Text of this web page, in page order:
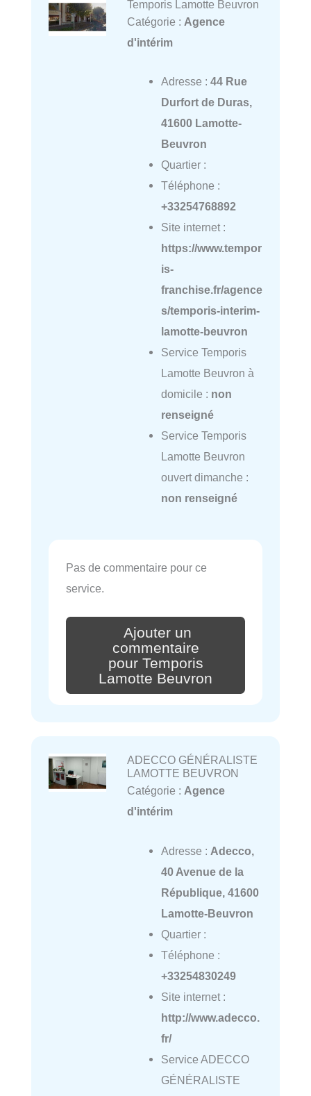
Temporis Lamotte Beuvron
Catégorie : Agence
d'intérim
Adresse : 44 Rue
Durfort de Duras,
41600 Lamotte-
Beuvron
Quartier :
Téléphone :
+33254768892
Site internet :
https://www.tempor
is-
franchise.fr/agence
s/temporis-interim-
lamotte-beuvron
Service Temporis
Lamotte Beuvron à
domicile : non
renseigné
Service Temporis
Lamotte Beuvron
ouvert dimanche :
non renseigné
Pas de commentaire pour ce
service.
Ajouter un
commentaire
pour Temporis
Lamotte Beuvron
ADECCO GÉNÉRALISTE
LAMOTTE BEUVRON
Catégorie : Agence
d'intérim
Adresse : Adecco,
40 Avenue de la
République, 41600
Lamotte-Beuvron
Quartier :
Téléphone :
+33254830249
Site internet :
http://www.adecco.
fr/
Service ADECCO
GÉNÉRALISTE